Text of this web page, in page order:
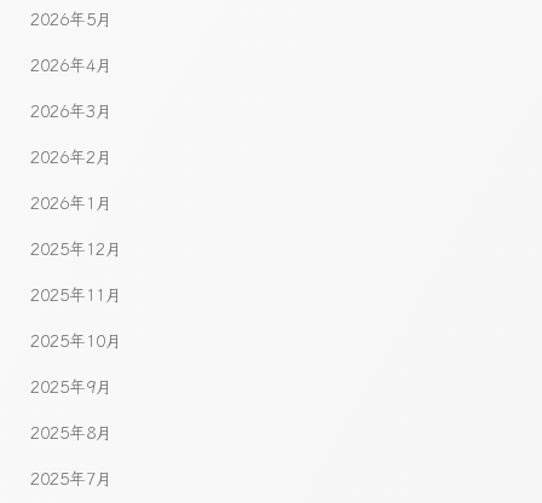
2026年5月
2026年4月
2026年3月
2026年2月
2026年1月
2025年12月
2025年11月
2025年10月
2025年9月
2025年8月
2025年7月